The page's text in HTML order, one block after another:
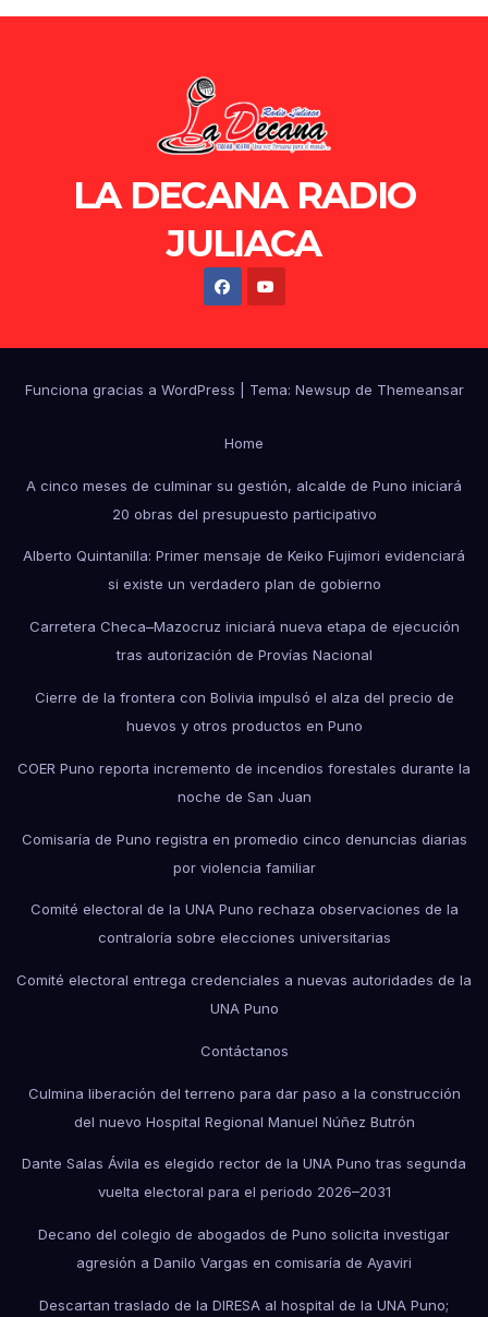
LA DECANA RADIO
JULIACA
Funciona gracias a WordPress Tema: Newsup de Themeansar
Home
A cinco meses de culminar su gestión, alcalde de Puno iniciará
20 obras del presupuesto participativo
Alberto Quintanilla: Primer mensaje de Keiko Fujimori evidenciará
si existe un verdadero plan de gobierno
Carretera Checa–Mazocruz iniciará nueva etapa de ejecución
tras autorización de Provías Nacional
Cierre de la frontera con Bolivia impulsó el alza del precio de
huevos y otros productos en Puno
COER Puno reporta incremento de incendios forestales durante la
noche de San Juan
Comisaría de Puno registra en promedio cinco denuncias diarias
por violencia familiar
Comité electoral de la UNA Puno rechaza observaciones de la
contraloría sobre elecciones universitarias
Comité electoral entrega credenciales a nuevas autoridades de la
UNA Puno
Contáctanos
Culmina liberación del terreno para dar paso a la construcción
del nuevo Hospital Regional Manuel Núñez Butrón
Dante Salas Ávila es elegido rector de la UNA Puno tras segunda
vuelta electoral para el periodo 2026–2031
Decano del colegio de abogados de Puno solicita investigar
agresión a Danilo Vargas en comisaría de Ayaviri
Descartan traslado de la DIRESA al hospital de la UNA Puno;